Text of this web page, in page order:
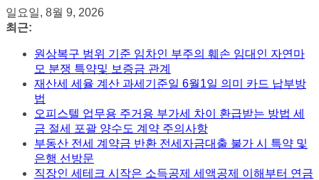
콘
텐
일요일, 8월 9, 2026
최근:
원상복구 범위 기준 임차인 부주의 훼손 임대인 자연마
모 분쟁 특약및 보증금 관계
재산세 세율 계산 과세기준일 6월1일 의미 카드 납부방
법
오피스텔 업무용 주거용 부가세 차이 환급받는 방법 세
금 절세 포괄 양수도 계약 주의사항
부동산 전세 계약금 반환 전세자금대출 불가 시 특약 및
은행 선방문
직장인 세테크 시작은 소득공제 세액공제 이해부터 연금